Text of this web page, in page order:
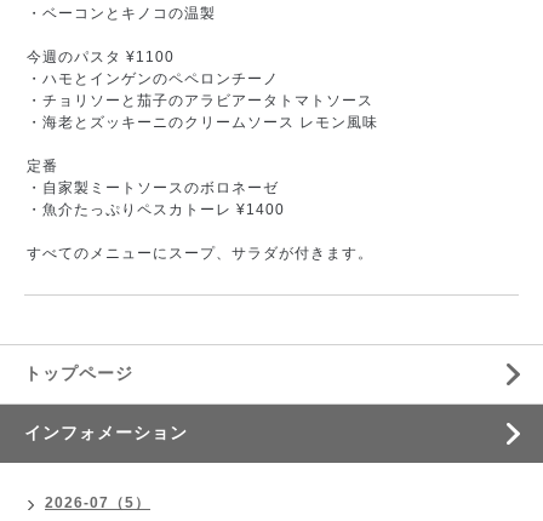
・ベーコンとキノコの温製
今週のパスタ ¥1100
・ハモとインゲンのペペロンチーノ
・チョリソーと茄子のアラビアータトマトソース
・海老とズッキーニのクリームソース レモン風味
定番
・自家製ミートソースのボロネーゼ
・魚介たっぷりペスカトーレ ¥1400
すべてのメニューにスープ、サラダが付きます。
トップページ
インフォメーション
2026-07（5）